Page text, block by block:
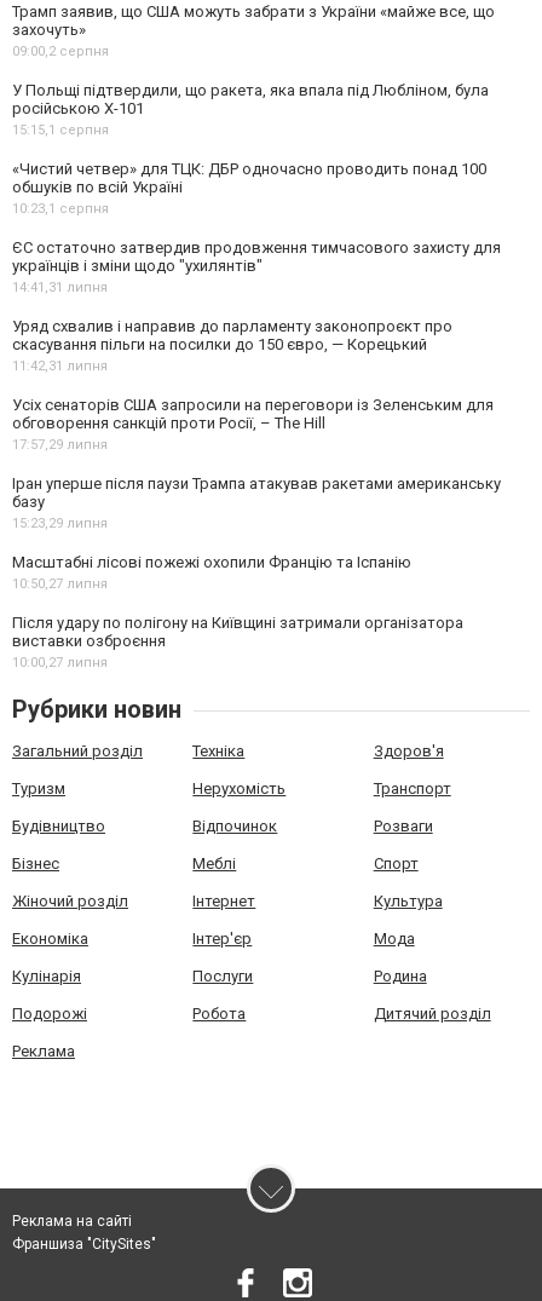
Трамп заявив, що США можуть забрати з України «майже все, що
захочуть»
09:00, 2 серпня
У Польщі підтвердили, що ракета, яка впала під Любліном, була
російською Х-101
15:15, 1 серпня
«Чистий четвер» для ТЦК: ДБР одночасно проводить понад 100
обшуків по всій Україні
10:23, 1 серпня
ЄС остаточно затвердив продовження тимчасового захисту для
українців і зміни щодо "ухилянтів"
14:41, 31 липня
Уряд схвалив і направив до парламенту законопроєкт про
скасування пільги на посилки до 150 євро, — Корецький
11:42, 31 липня
Усіх сенаторів США запросили на переговори із Зеленським для
обговорення санкцій проти Росії, – The Hill
17:57, 29 липня
Іран уперше після паузи Трампа атакував ракетами американську
базу
15:23, 29 липня
Масштабні лісові пожежі охопили Францію та Іспанію
10:50, 27 липня
Після удару по полігону на Київщині затримали організатора
виставки озброєння
10:00, 27 липня
Рубрики новин
Загальний розділ Техніка Здоров'я
Туризм Нерухомість Транспорт
Будівництво Відпочинок Розваги
Бізнес Меблі Спорт
Жіночий розділ Інтернет Культура
Економіка Інтер'єр Мода
Кулінарія Послуги Родина
Подорожі Робота Дитячий розділ
Реклама
Реклама на сайті
Франшиза "CitySites"